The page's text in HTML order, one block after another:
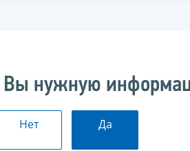
нужную
Нет Да